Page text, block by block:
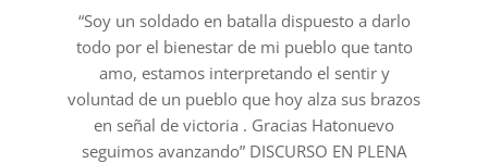
21“Soy un soldado en batalla dispuesto a darlo
todo por el bienestar de mi pueblo que tanto
amo, estamos interpretando el sentir y
voluntad de un pueblo que hoy alza sus brazos
en señal de victoria . Gracias Hatonuevo
seguimos avanzando” DISCURSO EN PLENA